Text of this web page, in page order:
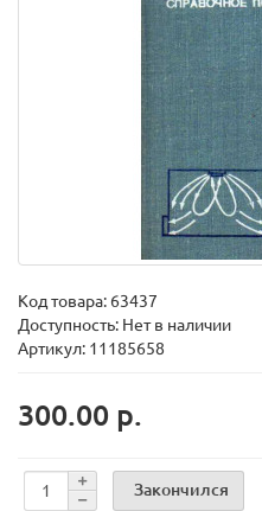
Код товара: 63437
Доступность: Нет в наличии
Артикул: 11185658
300.00 р.
Закончился